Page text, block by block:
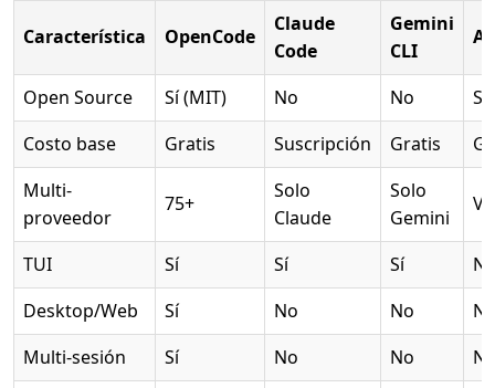
Característica OpenCode
Claude
Code
Gemini
CLI
Open Source Sí (MIT) No No
Sí
Costo base
Gratis Suscripción Gratis
Multi-
proveedor
75+
Solo
Claude
Solo
Gemini
TUI Sí Sí Sí
Desktop/Web
Sí No No
Multi-sesión
Sí No No